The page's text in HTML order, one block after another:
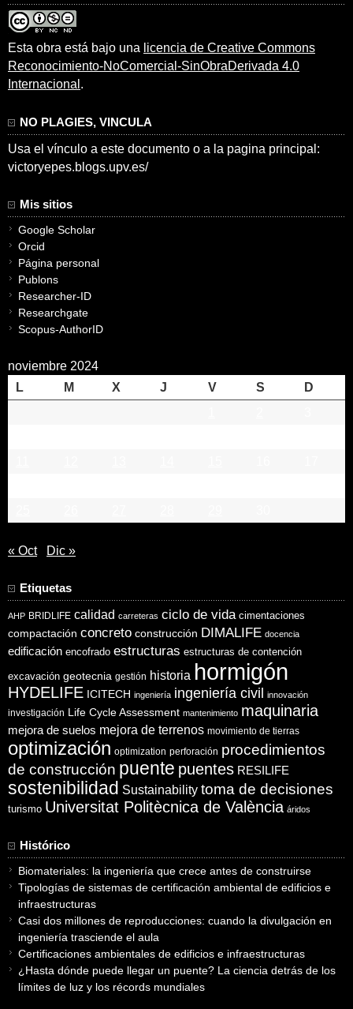
Esta obra está bajo una licencia de Creative Commons
Reconocimiento-NoComercial-SinObraDerivada 4.0
Internacional .
NO PLAGIES, VINCULA
Usa el vínculo a este documento o a la pagina principal:
victoryepes.blogs.upv.es/
Mis sitios
Google Scholar
Orcid
Página personal
Publons
Researcher-ID
Researchgate
Scopus-AuthorID
noviembre 2024
L
M X J V S
D
« Oct Dic »
Etiquetas
AHP BRIDLIFE calidad carreteras ciclo de vida cimentaciones
compactación concreto construcción DIMALIFE docencia
edificación encofrado estructuras estructuras de contención
excavación geotecnia gestión historia hormigón
HYDELIFE ICITECH ingeniería ingeniería civil innovación
investigación Life Cycle Assessment mantenimiento maquinaria
mejora de suelos mejora de terrenos movimiento de tierras
optimización optimization perforación procedimientos
de construcción puente puentes RESILIFE
sostenibilidad Sustainability toma de decisiones
turismo Universitat Politècnica de València áridos
Histórico
Biomateriales: la ingeniería que crece antes de construirse
Tipologías de sistemas de certificación ambiental de edificios e
infraestructuras
Casi dos millones de reproducciones: cuando la divulgación en
ingeniería trasciende el aula
Certificaciones ambientales de edificios e infraestructuras
¿Hasta dónde puede llegar un puente? La ciencia detrás de los
límites de luz y los récords mundiales